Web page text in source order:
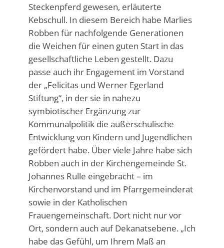
Steckenpferd gewesen, erläuterte
Kebschull. In diesem Bereich habe Marlies
Robben für nachfolgende Generationen
die Weichen für einen guten Start in das
gesellschaftliche Leben gestellt. Dazu
passe auch ihr Engagement im Vorstand
der „Felicitas und Werner Egerland
Stiftung“, in der sie in nahezu
symbiotischer Ergänzung zur
Kommunalpolitik die außerschulische
Entwicklung von Kindern und Jugendlichen
gefördert habe. Über viele Jahre habe sich
Robben auch in der Kirchengemeinde St.
Johannes Rulle eingebracht – im
Kirchenvorstand und im Pfarrgemeinderat
sowie in der Katholischen
Frauengemeinschaft. Dort nicht nur vor
Ort, sondern auch auf Dekanatsebene. „Ich
habe das Gefühl, um Ihrem Maß an